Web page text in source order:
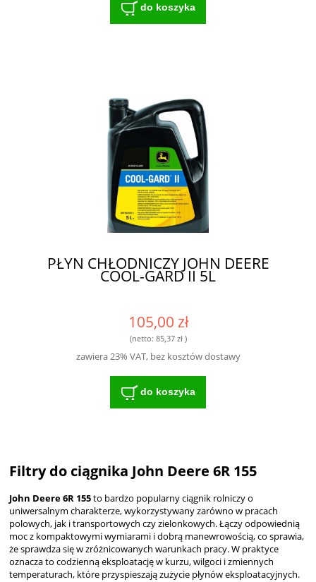
do koszyka
PŁYN CHŁODNICZY JOHN DEERE
COOL-GARD II 5L
105,00 zł
(netto: 85,37 zł)
zawiera 23% VAT, bez kosztów dostawy
do koszyka
Filtry do ciągnika John Deere 6R 155
John Deere 6R 155to bardzo popularny ciągnik rolniczy o
uniwersalnym charakterze, wykorzystywany zarówno w pracach
polowych, jak i transportowych czy zielonkowych. Łączy odpowiednią
moc z kompaktowymi wymiarami i dobrą manewrowością, co sprawia,
że sprawdza się w zróżnicowanych warunkach pracy. W praktyce
oznacza to codzienną eksploatację w kurzu, wilgoci i zmiennych
temperaturach, które przyspieszają zużycie płynów eksploatacyjnych.